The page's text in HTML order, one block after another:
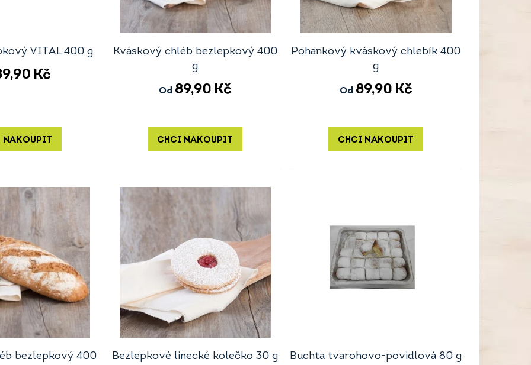
VITAL 400 g
Kč
NAKOUPIT
Kváskový chléb bezlepkový 400
g
Od 89,90 Kč
CHCI NAKOUPIT
Pohankový kváskový chlebík 400
g
Od 89,90 Kč
CHCI NAKOUPIT
bezlepkový 400
Bezlepkové linecké kolečko 30 g Buchta tvarohovo-povidlová 80 g